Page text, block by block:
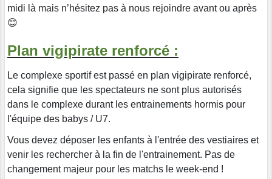
midi là mais n’hésitez pas à nous rejoindre avant ou après
😊
Plan vigipirate renforcé :
Le complexe sportif est passé en plan vigipirate renforcé,
cela signifie que les spectateurs ne sont plus autorisés
dans le complexe durant les entrainements hormis pour
l'équipe des babys / U7.
Vous devez déposer les enfants à l'entrée des vestiaires et
venir les rechercher à la fin de l'entrainement. Pas de
changement majeur pour les matchs le week-end !